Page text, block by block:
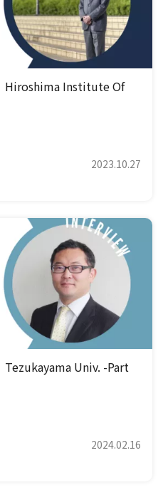
Hiroshima Institute Of
2023.10.27
Univ. -Part
2024.02.16